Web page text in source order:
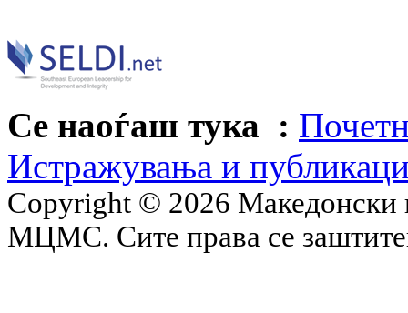
Се наоѓаш тука :
Истражувања и
Copyright © 2026 Македонски
МЦМС. Сите права се